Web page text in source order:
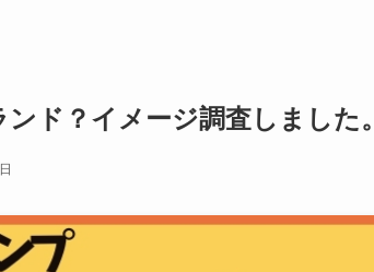
ド？イメージ調査しました。